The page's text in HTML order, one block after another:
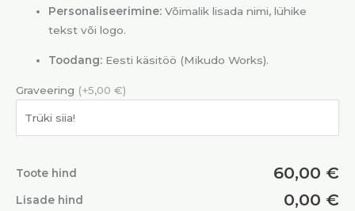
Personaliseerimine: Võimalik lisada nimi, lühike
tekst või logo.
Toodang: Eesti käsitöö (Mikudo Works).
Graveering (+5,00 €)
Toote hind 60,00 €
Lisade hind 0,00 €